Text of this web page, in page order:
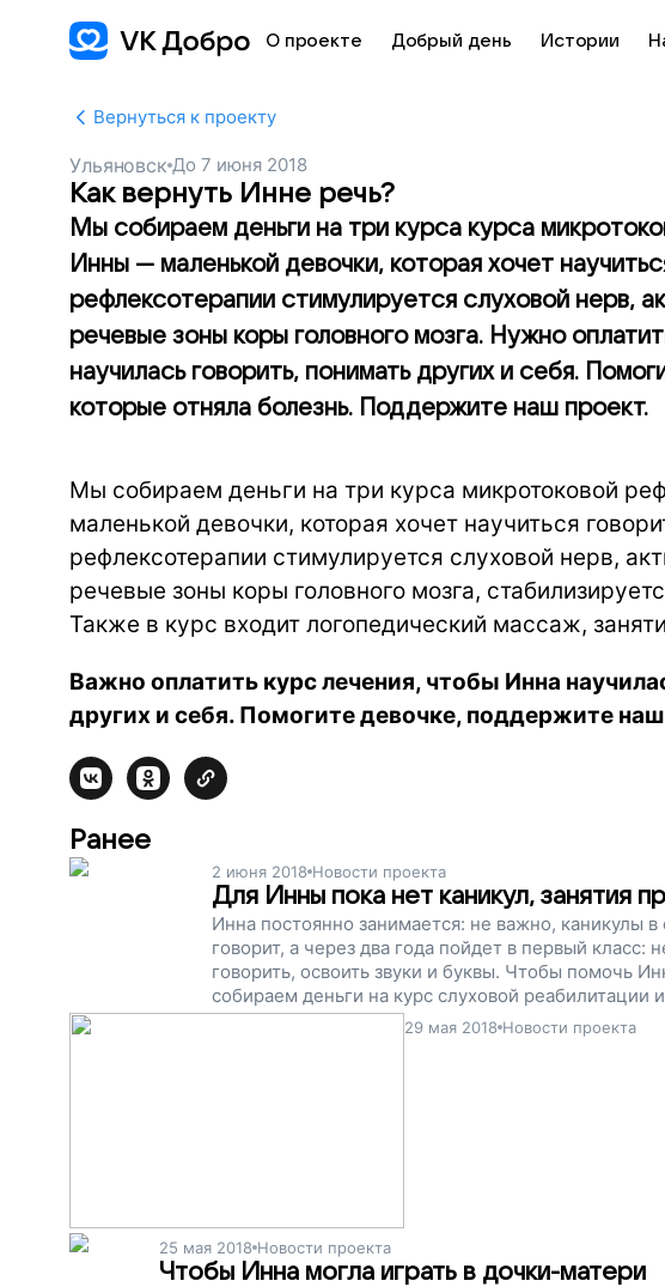
О проекте Добрый день Истории
Вернуться к проекту
Ульяновск До 7 июня 2018
Как вернуть Инне речь?
Мы собираем деньги на три курса курса
Инны — маленькой девочки, которая хочет
рефлексотерапии стимулируется слуховой нерв,
речевые зоны коры головного мозга. Нужно
научилась говорить, понимать других и себя.
которые отняла болезнь. Поддержите наш проект.
Мы собираем деньги на три курса микротоковой
маленькой девочки, которая хочет научиться
рефлексотерапии стимулируется слуховой нерв,
речевые зоны коры головного мозга,
Также в курс входит логопедический массаж,
Важно оплатить курс лечения, чтобы Инна
других и себя. Помогите девочке, поддержите
Ранее
2 июня 2018 Новости проекта
Для Инны пока нет каникул, занятия
Инна постоянно занимается: не важно, каникулы
говорит, а через два года пойдет в первый класс:
говорить, освоить звуки и буквы. Чтобы помочь
собираем деньги на курс слуховой реабилитации
Это улучшит речь девочки, и когда-нибудь Инна
что она делала, с кем играла...Поддержите наш
29 мая 2018 Новости проекта
25 мая 2018 Новости проекта
Чтобы Инна могла играть в дочки-матери